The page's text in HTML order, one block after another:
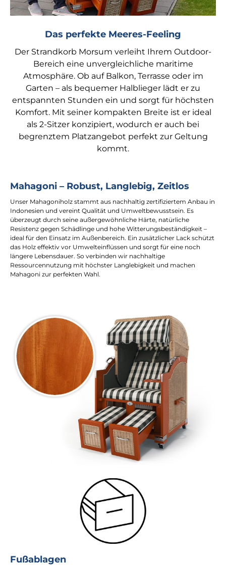
Das perfekte Meeres-Feeling
Der Strandkorb Morsum verleiht Ihrem Outdoor-
Bereich eine unvergleichliche maritime
Atmosphäre. Ob auf Balkon, Terrasse oder im
Garten – als bequemer Halblieger lädt er zu
entspannten Stunden ein und sorgt für höchsten
Komfort. Mit seiner kompakten Breite ist er ideal
als 2-Sitzer konzipiert, wodurch er auch bei
begrenztem Platzangebot perfekt zur Geltung
kommt.
Mahagoni – Robust, Langlebig, Zeitlos
Unser Mahagoniholz stammt aus nachhaltig zertifiziertem Anbau in
Indonesien und vereint Qualität und Umweltbewusstsein. Es
überzeugt durch seine außergewöhnliche Härte, natürliche
Resistenz gegen Schädlinge und hohe Witterungsbeständigkeit –
ideal für den Einsatz im Außenbereich. Ein zusätzlicher Lack schützt
das Holz effektiv vor Umwelteinflüssen und sorgt für eine noch
längere Lebensdauer. So verbinden wir nachhaltige
Ressourcennutzung mit höchster Langlebigkeit und machen
Mahagoni zur perfekten Wahl.
Fußablagen